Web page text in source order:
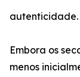
autenticidade.
Embora os
menos